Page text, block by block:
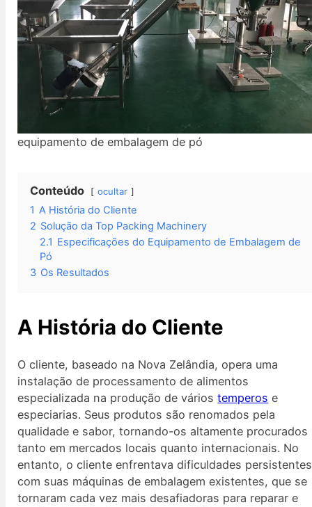
equipamento de embalagem de pó
Conteúdo ocultar
1 A História do Cliente
2 Solução da Top Packing Machinery
2.1 Especificações do Equipamento de Embalagem de
Pó
3 Os Resultados
A História do Cliente
O cliente, baseado na Nova Zelândia, opera uma
instalação de processamento de alimentos
especializada na produção de váriostemperos e
especiarias. Seus produtos são renomados pela
qualidade e sabor, tornando-os altamente procurados
tanto em mercados locais quanto internacionais. No
entanto, o cliente enfrentava dificuldades persistentes
com suas máquinas de embalagem existentes, que se
tornaram cada vez mais desafiadoras para reparar e